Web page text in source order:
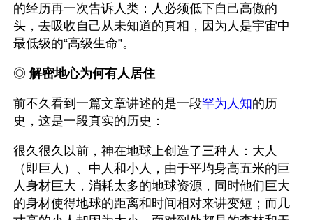
的经历再一次告诉人类：人必须低下自己高傲的
头，去吸收自己从未知道的真相，因为人是宇宙中
最低级的“高级生命”。
◎ 解密地心为何有人居住
前不久看到一篇文章讲述的是一段罕为人知的历
史，这是一段真实的历史：
很久很久以前，神在地球上创造了三种人：大人
（即巨人）、中人和小人，由于平均身高五米的巨
人身材巨大，消耗太多的地球资源，同时他们巨大
的身材使得地球的距离和时间相对来讲变短；而几